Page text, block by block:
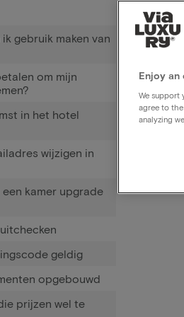
gebruik maken van
om mijn
in het hotel
wijzigen in
kamer upgrade
geldig
opgebouwd
prijzen wel te
Enjoy an
We support
agree to
analyzing